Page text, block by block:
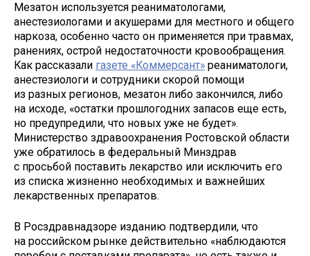
Мезатон используется реаниматологами,
анестезиологами и акушерами для местного и общего
наркоза, особенно часто он применяется при травмах,
ранениях, острой недостаточности кровообращения.
Как рассказали газете «Коммерсант» реаниматологи,
анестезиологи и сотрудники скорой помощи
из разных регионов, мезатон либо закончился, либо
на исходе, «остатки прошлогодних запасов еще есть,
но предупредили, что новых уже не будет».
Министерство здравоохранения Ростовской области
уже обратилось в федеральный Минздрав
с просьбой поставить лекарство или исключить его
из списка жизненно необходимых и важнейших
лекарственных препаратов.
В Росздравнадзоре изданию подтвердили, что
на российском рынке действительно «наблюдаются